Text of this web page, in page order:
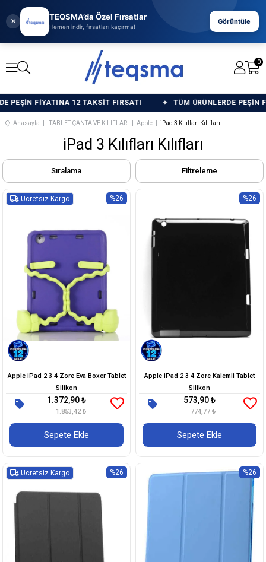
× TEQSMA’da Özel Fırsatlar
Hemen indir, fırsatları kaçırma!
Görüntüle
0
FİYATINA 12 TAKSİT FIRSATI TÜM ÜRÜNLERDE PEŞİN
Anasayfa TABLET ÇANTA VE KILIFLARI Apple iPad 3 Kılıfları Kılıfları
iPad 3 Kılıfları Kılıfları
Filtreleme
Sıralama
Apple iPad 2 3 4 Zore Eva Boxer Tablet
Silikon
1.372,90 ₺
1.853,42 ₺
Sepete Ekle
%26
Ücretsiz Kargo
Apple iPad 2 3 4 Zore Kalemli Tablet
Silikon
573,90 ₺
774,77 ₺
Sepete Ekle
%26
%26
Ücretsiz Kargo %26